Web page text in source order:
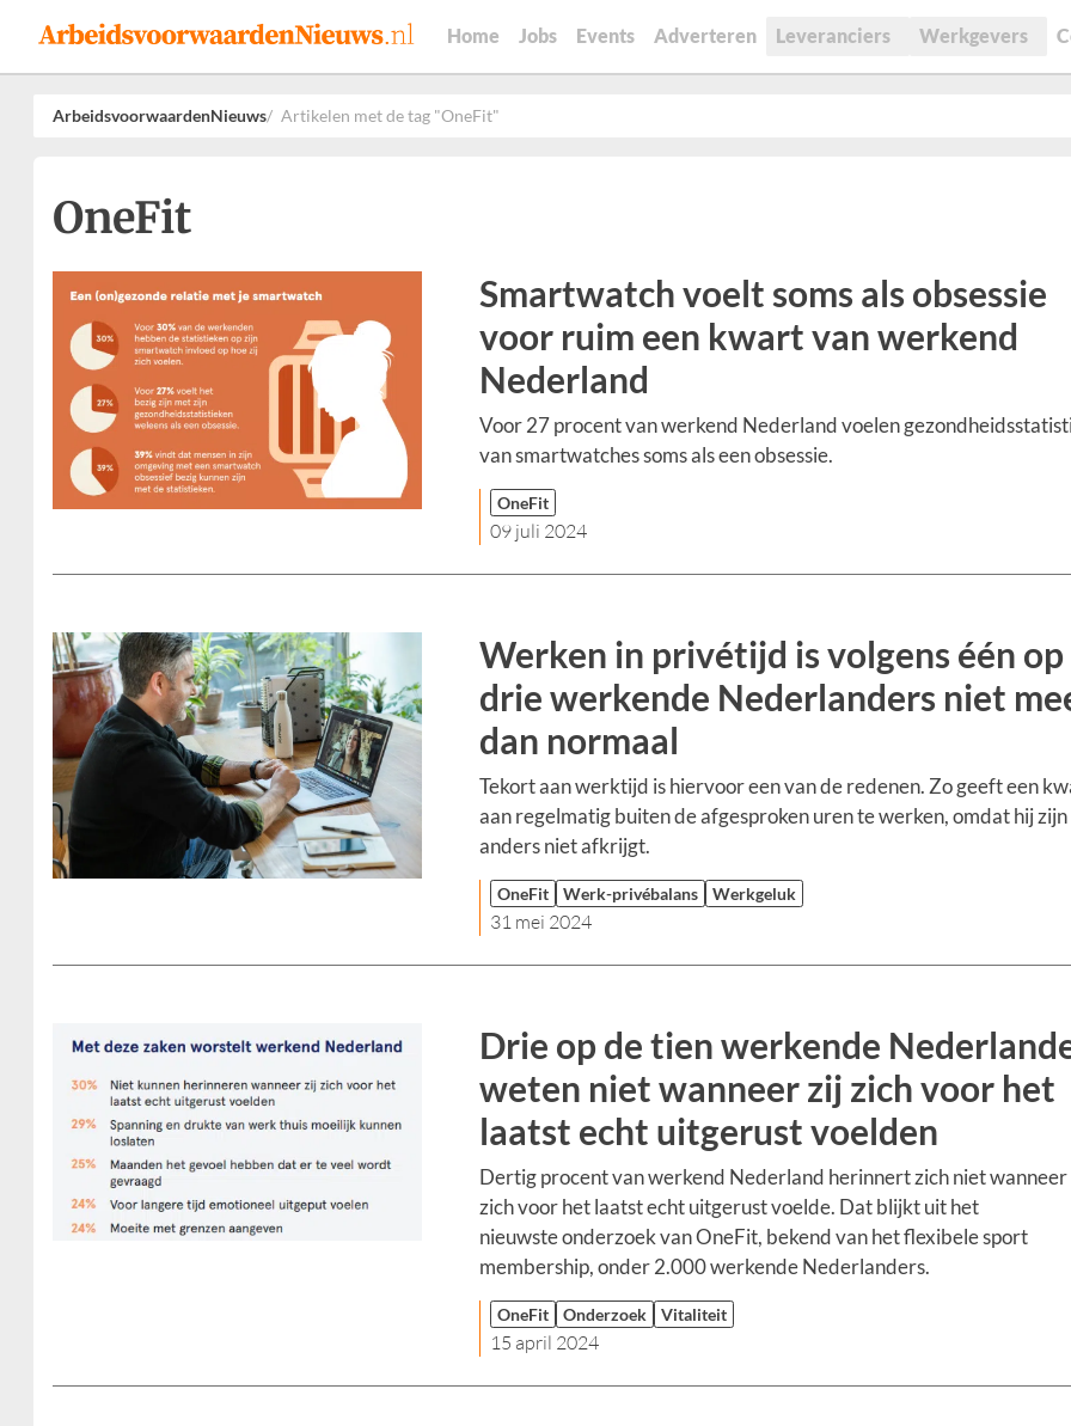
Home Jobs Events Adverteren Leveranciers Werkgevers
ArbeidsvoorwaardenNieuws Artikelen met de tag "OneFit"
OneFit
Smartwatch voelt soms als obsessie
voor ruim een kwart van werkend
Nederland
Voor 27 procent van werkend Nederland voelen
van smartwatches soms als een obsessie.
OneFit
09 juli 2024
Werken in privétijd is volgens één op
drie werkende Nederlanders niet
dan normaal
Tekort aan werktijd is hiervoor een van de redenen. Zo geeft een
aan regelmatig buiten de afgesproken uren te werken, omdat hij
anders niet afkrijgt.
OneFit Werk-privébalans Werkgeluk
31 mei 2024
Drie op de tien werkende
weten niet wanneer zij zich voor het
laatst echt uitgerust voelden
Dertig procent van werkend Nederland herinnert zich niet wanneer
zich voor het laatst echt uitgerust voelde. Dat blijkt uit het
nieuwste onderzoek van OneFit, bekend van het flexibele sport
membership, onder 2.000 werkende Nederlanders.
OneFit Onderzoek Vitaliteit
15 april 2024